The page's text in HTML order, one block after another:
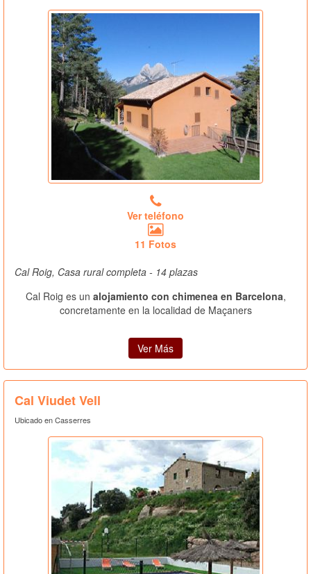
Ver teléfono
11 Fotos
Cal Roig, Casa rural completa - 14 plazas
Cal Roig es un alojamiento con chimenea en Barcelona,
concretamente en la localidad de Maçaners
Ver Más
Cal Viudet Vell
Ubicado en Casserres